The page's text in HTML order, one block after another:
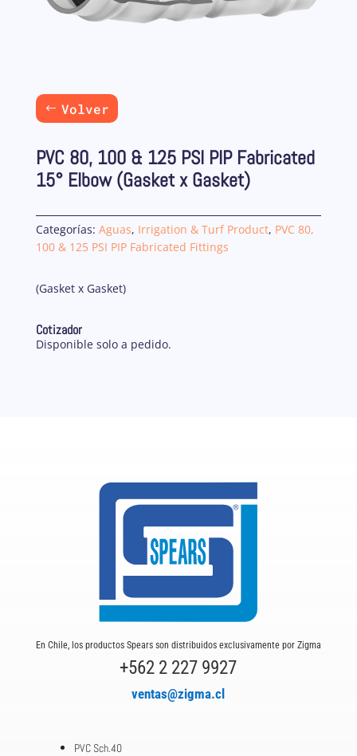
Volver
PVC 80, 100 & 125 PSI PIP Fabricated
15° Elbow (Gasket x Gasket)
Categorías: Aguas, Irrigation & Turf Product, PVC 80,
100 & 125 PSI PIP Fabricated Fittings
(Gasket x Gasket)
Cotizador
Disponible solo a pedido.
En Chile, los productos Spears son distribuidos exclusivamente por Zigma
+562 2 227 9927
ventas@zigma.cl
PVC Sch.40